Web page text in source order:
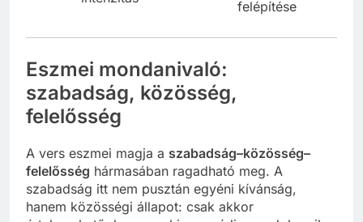
felépítése
Eszmei mondanivaló:
szabadság, közösség,
felelősség
A vers eszmei magja a szabadság–közösség–
felelősség hármasában ragadható meg. A
szabadság itt nem pusztán egyéni kívánság,
hanem közösségi állapot: csak akkor